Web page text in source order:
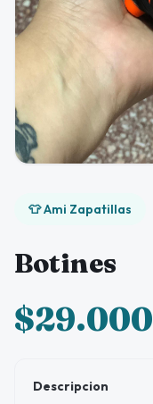
👕 Ami Zapatillas
Botines
$29.000
Descripcion